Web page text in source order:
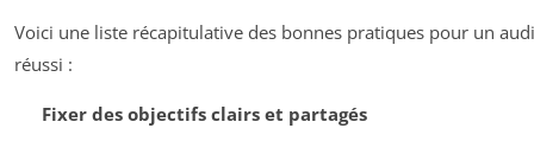
Voici une liste récapitulative des bonnes pratiques pour un
réussi :
Fixer des objectifs clairs et partagés